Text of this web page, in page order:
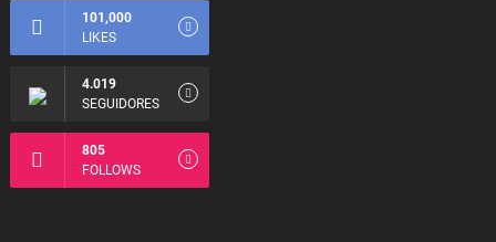
101,000
LIKES
4.019
SEGUIDORES
805
FOLLOWS